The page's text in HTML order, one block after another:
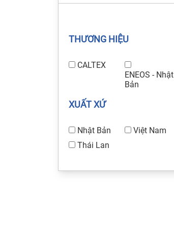
THƯƠNG HIỆU
CALTEX
ENEOS - Nhật
Bản
XUẤT XỨ
Nhật Bản
Việt Nam
Thái Lan